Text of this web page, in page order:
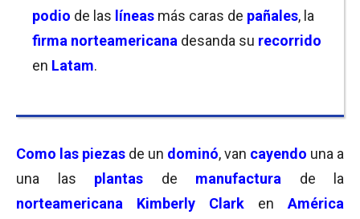
podio de las líneas más caras de pañales, la
firma norteamericana desanda su recorrido
en Latam.
Como las piezas de un dominó, van cayendo una a
una las plantas de manufactura
de la
norteamericana Kimberly Clark
en América